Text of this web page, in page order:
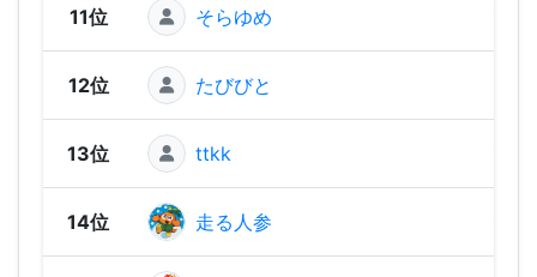
11位 そらゆめ
12位 たびびと
13位 ttkk
14位 走る人参